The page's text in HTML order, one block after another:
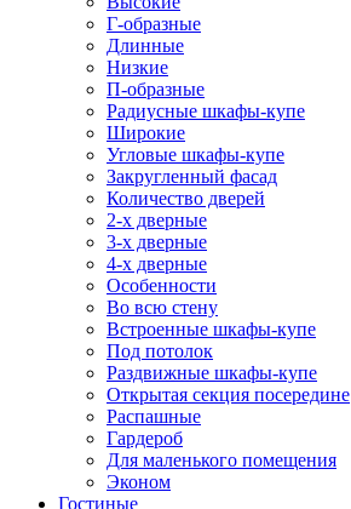
Г-образные
Длинные
Низкие
П-образные
Радиусные шкафы-купе
Широкие
Угловые шкафы-купе
Закругленный фасад
Количество дверей
2-х дверные
3-х дверные
4-х дверные
Особенности
Во всю стену
Встроенные шкафы-купе
Под потолок
Раздвижные шкафы-купе
Открытая секция посередине
Распашные
Гардероб
Для маленького помещения
Эконом
Гостиные